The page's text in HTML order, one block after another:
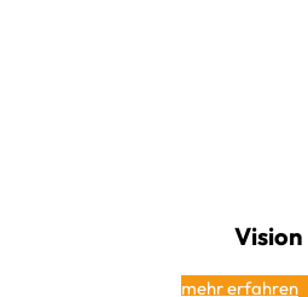
Vision
mehr erfahren